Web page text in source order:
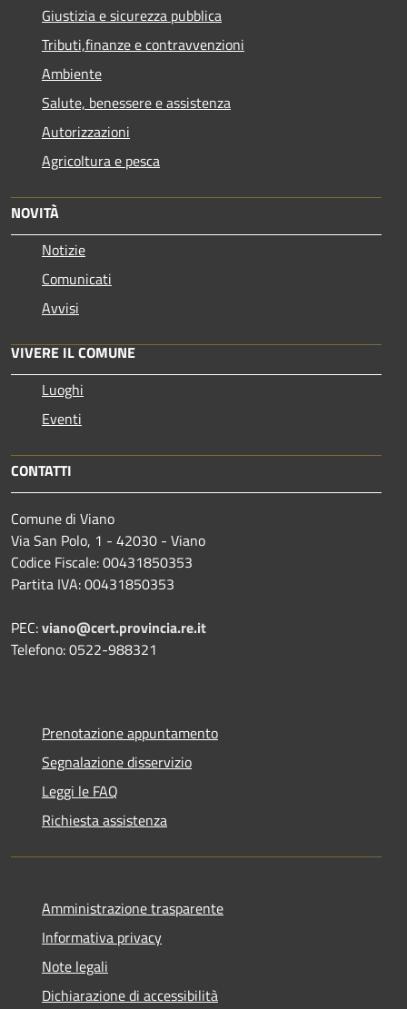
Giustizia e sicurezza pubblica
Tributi,finanze e contravvenzioni
Ambiente
Salute, benessere e assistenza
Autorizzazioni
Agricoltura e pesca
NOVITÀ
Notizie
Comunicati
Avvisi
VIVERE IL COMUNE
Luoghi
Eventi
CONTATTI
Comune di Viano
Via San Polo, 1 - 42030 - Viano
Codice Fiscale: 00431850353
Partita IVA: 00431850353
PEC:viano@cert.provincia.re.it
Telefono: 0522-988321
Prenotazione appuntamento
Segnalazione disservizio
Leggi le FAQ
Richiesta assistenza
Amministrazione trasparente
Informativa privacy
Note legali
Dichiarazione di accessibilità